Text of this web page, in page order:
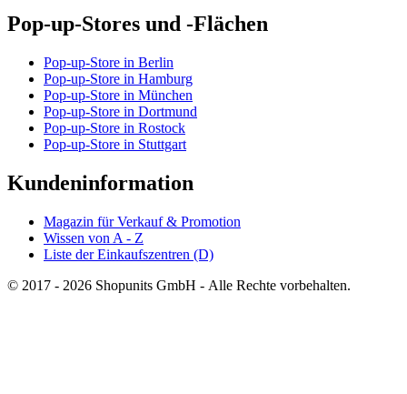
Pop-up-Stores und -Flächen
Pop-up-Store in Berlin
Pop-up-Store in Hamburg
Pop-up-Store in München
Pop-up-Store in Dortmund
Pop-up-Store in Rostock
Pop-up-Store in Stuttgart
Kundeninformation
Magazin für Verkauf & Promotion
Wissen von A - Z
Liste der Einkaufszentren (D)
© 2017 - 2026 Shopunits GmbH - Alle Rechte vorbehalten.